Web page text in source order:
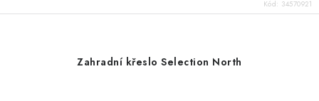
Kód: 34570921
Zahradní křeslo Selection North